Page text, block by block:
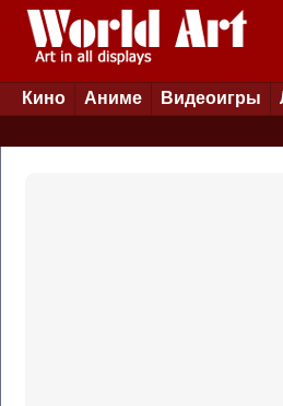
Кино Аниме Видеоигры